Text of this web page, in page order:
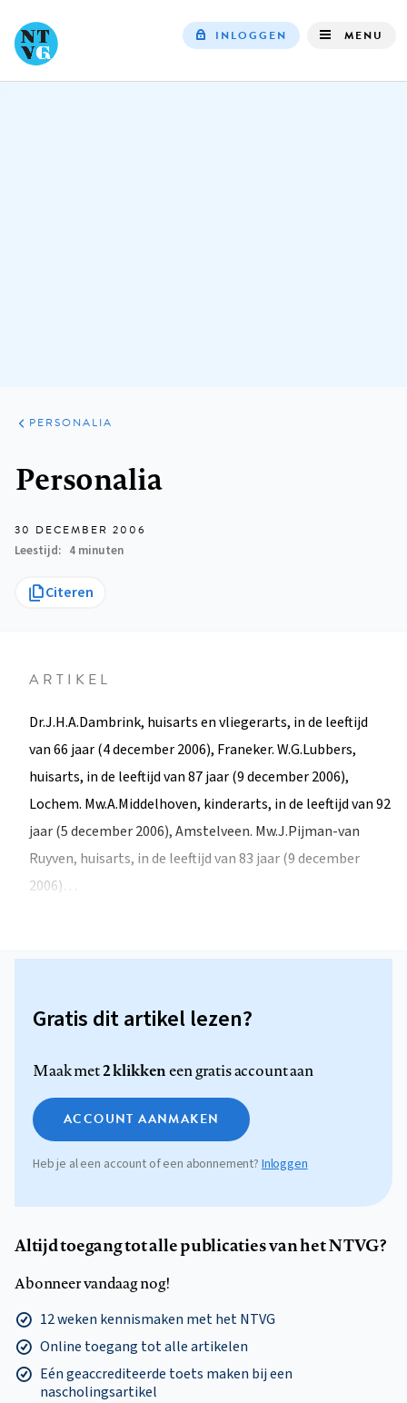
INLOGGEN MENU
ARTIKELEN
VARIA
PERSONALIA
Personalia
30 DECEMBER 2006
Leestijd
4 minuten
Citeren
ARTIKEL
Dr.J.H.A.Dambrink, huisarts en vliegerarts, in de leeftijd
van 66 jaar (4 december 2006), Franeker. W.G.Lubbers,
huisarts, in de leeftijd van 87 jaar (9 december 2006),
Lochem. Mw.A.Middelhoven, kinderarts, in de leeftijd van 92
jaar (5 december 2006), Amstelveen. Mw.J.Pijman-van
Ruyven, huisarts, in de leeftijd van 83 jaar (9 december
2006)…
Gratis dit artikel lezen?
Maak met2 klikkeneen gratis account aan
ACCOUNT AANMAKEN
Heb je al een account of een abonnement? Inloggen
Altijd toegang tot alle publicaties van het NTVG?
Abonneer vandaag nog!
12 weken kennismaken met het NTVG
Online toegang tot alle artikelen
Eén geaccrediteerde toets maken bij een
nascholingsartikel